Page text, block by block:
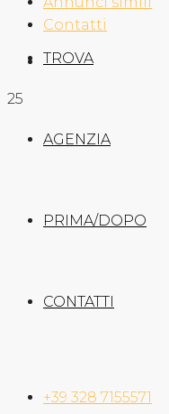
TROVA
AGENZIA
PRIMA/DOPO
CONTATTI
+39 328 7155571
Contatti
25